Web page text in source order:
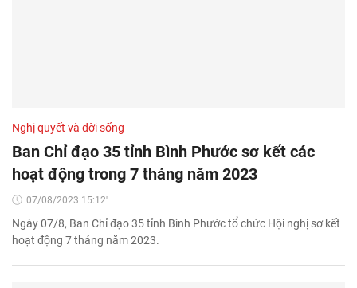
Nghị quyết và đời sống
Ban Chỉ đạo 35 tỉnh Bình Phước sơ kết các
hoạt động trong 7 tháng năm 2023
07/08/2023 15:12'
Ngày 07/8, Ban Chỉ đạo 35 tỉnh Bình Phước tổ chức Hội nghị sơ kết
hoạt động 7 tháng năm 2023.